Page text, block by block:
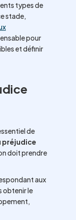
types de
stade,
pour
et définir
de
préjudice
doit prendre
aux
obtenir le